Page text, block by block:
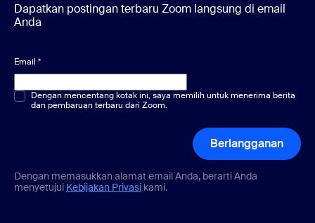
Dapatkan postingan terbaru Zoom langsung di email
Anda
Email *
Pilihan ganda atau tunggal*
Dengan mencentang kotak ini, saya memilih untuk menerima berita
dan pembaruan terbaru dari Zoom.
Berlangganan
Dengan memasukkan alamat email Anda, berarti Anda
menyetujui Kebijakan Privasi kami.